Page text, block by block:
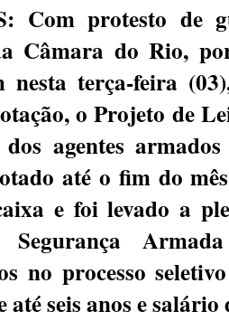
Com protesto de
Câmara do Rio,
nesta terça-feira
o Projeto de
agentes
até o fim do
e foi levado a
no processo
seis anos e salário